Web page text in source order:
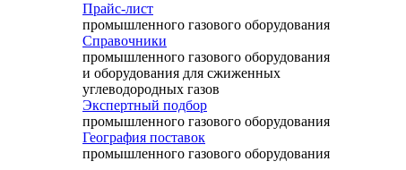
Прайс-лист
промышленного газового оборудования
Справочники
промышленного газового оборудования
и оборудования для сжиженных
углеводородных газов
Экспертный подбор
промышленного газового оборудования
География поставок
промышленного газового оборудования